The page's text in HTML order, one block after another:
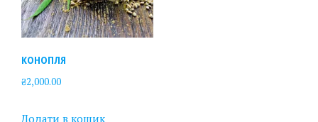
КОНОПЛЯ
₴2,000.00
Додати в кошик